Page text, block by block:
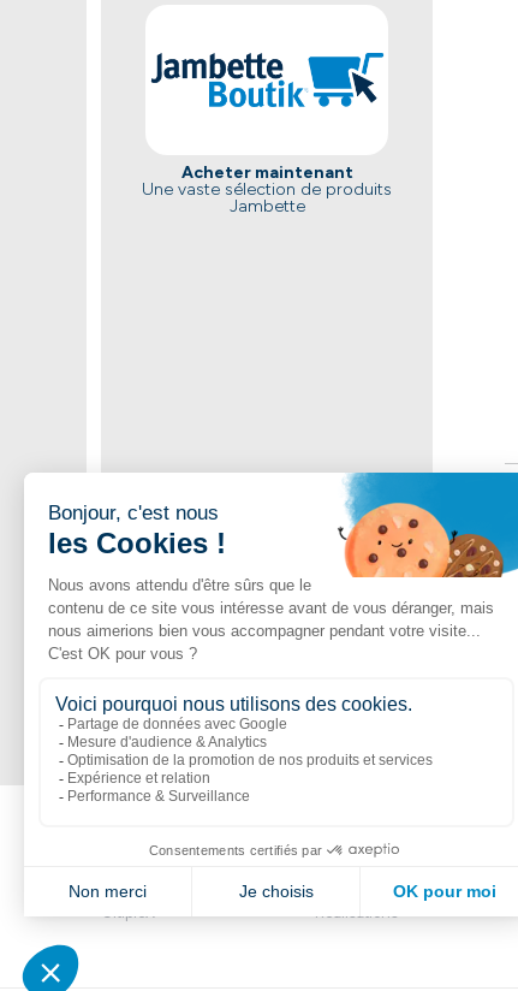
Acheter maintenant
Une vaste sélection de produits
Jambette
Volte
CitipleX
Nouveautés
Réalisations